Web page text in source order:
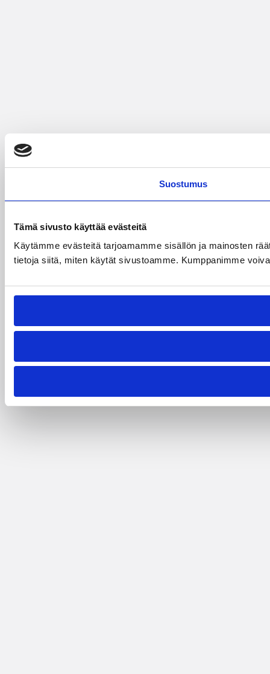
Suostumus
Tämä sivusto käyttää evästeitä
Käytämme evästeitä tarjoamamme sisällön ja mainosten
tietoja siitä, miten käytät sivustoamme. Kumppanimme